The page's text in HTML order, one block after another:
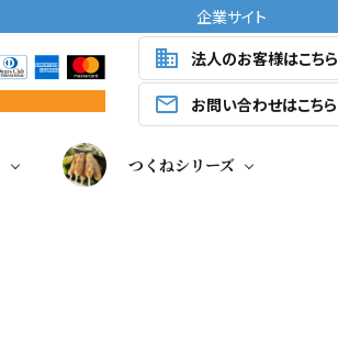
企業サイト
business 法人のお客様はこちら
mail_outline お問い合わせはこちら
つくねシリーズ